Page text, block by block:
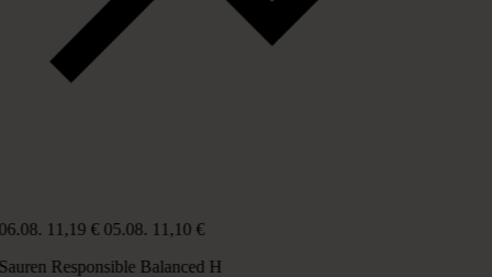
11,19 € 05.08. 11,10 €
Responsible Balanced H